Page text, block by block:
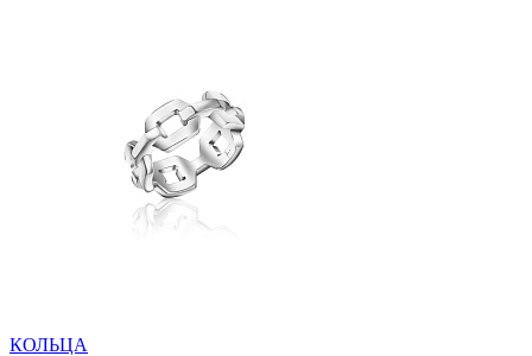
КОЛЬЦА